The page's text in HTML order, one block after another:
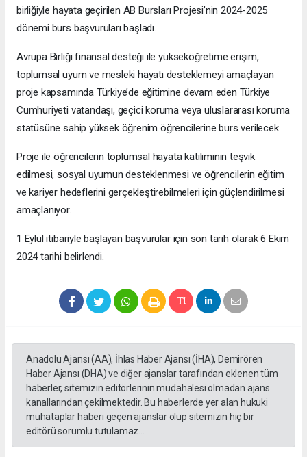
birliğiyle hayata geçirilen AB Bursları Projesi’nin 2024-2025
dönemi burs başvuruları başladı.
Avrupa Birliği finansal desteği ile yükseköğretime erişim,
toplumsal uyum ve mesleki hayatı desteklemeyi amaçlayan
proje kapsamında Türkiye’de eğitimine devam eden Türkiye
Cumhuriyeti vatandaşı, geçici koruma veya uluslararası koruma
statüsüne sahip yüksek öğrenim öğrencilerine burs verilecek.
Proje ile öğrencilerin toplumsal hayata katılımının teşvik
edilmesi, sosyal uyumun desteklenmesi ve öğrencilerin eğitim
ve kariyer hedeflerini gerçekleştirebilmeleri için güçlendirilmesi
amaçlanıyor.
1 Eylül itibariyle başlayan başvurular için son tarih olarak 6 Ekim
2024 tarihi belirlendi.
Anadolu Ajansı (AA), İhlas Haber Ajansı (İHA), Demirören
Haber Ajansı (DHA) ve diğer ajanslar tarafından eklenen tüm
haberler, sitemizin editörlerinin müdahalesi olmadan ajans
kanallarından çekilmektedir. Bu haberlerde yer alan hukuki
muhataplar haberi geçen ajanslar olup sitemizin hiç bir
editörü sorumlu tutulamaz...